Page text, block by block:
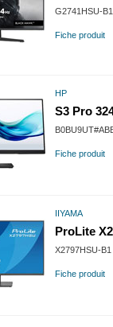
G2741HSU-B1
Fiche produit
HP
S3 Pro
Fiche produit
IIYAMA
ProLite
X2797HSU-B1
Fiche produit